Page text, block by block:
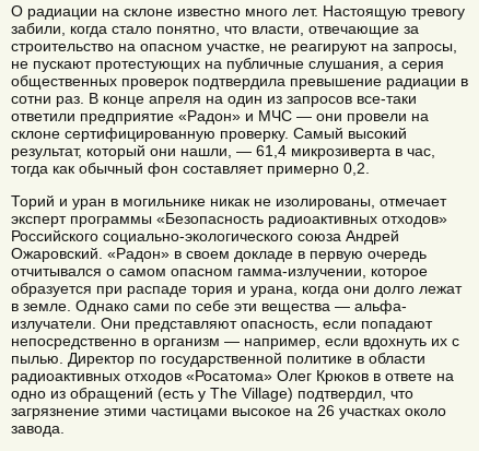
О радиации на склоне известно много лет. Настоящую тревогу
забили, когда стало понятно, что власти, отвечающие за
строительство на опасном участке, не реагируют на запросы,
не пускают протестующих на публичные слушания, а серия
общественных проверок подтвердила превышение радиации в
сотни раз. В конце апреля на один из запросов все-таки
ответили предприятие «Радон» и МЧС — они провели на
склоне сертифицированную проверку. Самый высокий
результат, который они нашли, — 61,4 микрозиверта в час,
тогда как обычный фон составляет примерно 0,2.
Торий и уран в могильнике никак не изолированы, отмечает
эксперт программы «Безопасность радиоактивных отходов»
Российского социально-экологического союза Андрей
Ожаровский. «Радон» в своем докладе в первую очередь
отчитывался о самом опасном гамма-излучении, которое
образуется при распаде тория и урана, когда они долго лежат
в земле. Однако сами по себе эти вещества — альфа-
излучатели. Они представляют опасность, если попадают
непосредственно в организм — например, если вдохнуть их с
пылью. Директор по государственной политике в области
радиоактивных отходов «Росатома» Олег Крюков в ответе на
одно из обращений (есть у The Village) подтвердил, что
загрязнение этими частицами высокое на 26 участках около
завода.